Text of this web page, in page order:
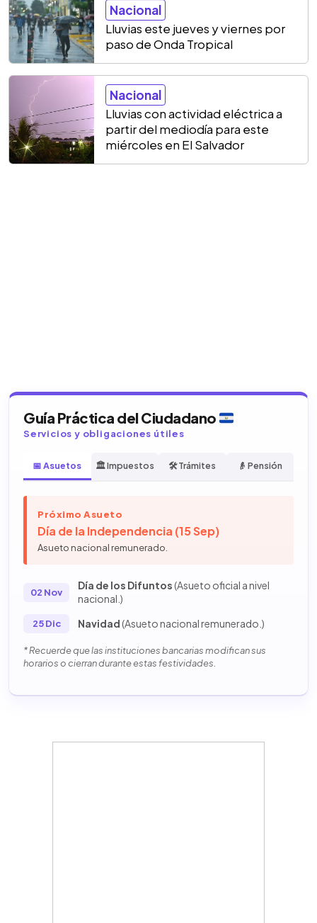
Nacional
Lluvias este jueves y viernes por
paso de Onda Tropical
Nacional
Lluvias con actividad eléctrica a
partir del mediodía para este
miércoles en El Salvador
Guía Práctica del Ciudadano
Servicios y obligaciones útiles
📅 Asuetos 🏛️ Impuestos 🛠️ Trámites 👴 Pensión
Próximo Asueto
Día de la Independencia (15 Sep)
Asueto nacional remunerado.
02 Nov
Día de los Difuntos(Asueto oficial a nivel
nacional.)
25 Dic Navidad(Asueto nacional remunerado.)
* Recuerde que las instituciones bancarias modifican sus
horarios o cierran durante estas festividades.